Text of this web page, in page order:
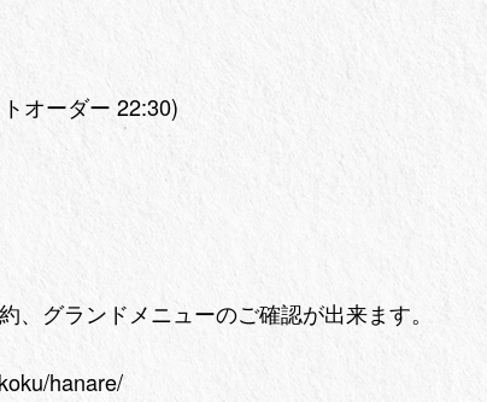
オーダー 22:30)
、グランドメニューのご確認が出来ます。
hanare/